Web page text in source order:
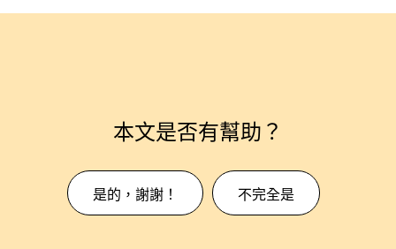
本文是否有幫助？
是的，謝謝！ 不完全是